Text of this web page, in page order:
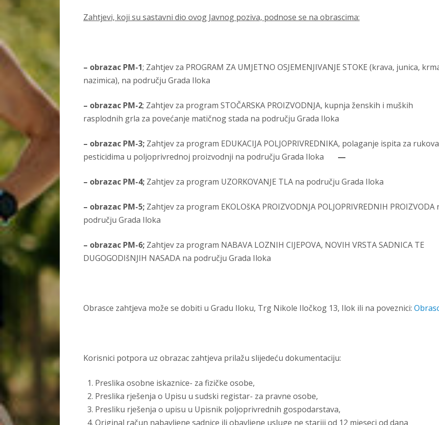
Zahtjevi, koji su sastavni dio ovog Javnog poziva, podnose se na obrascima:
– obrazac PM-1; Zahtjev za PROGRAM ZA UMJETNO OSJEMENJIVANJE STOKE (krava, junica,
nazimica), na području Grada Iloka
– obrazac PM-2; Zahtjev za program STOČARSKA PROIZVODNJA, kupnja ženskih i muških
rasplodnih grla za povećanje matičnog stada na području Grada Iloka
– obrazac PM-3; Zahtjev za program EDUKACIJA POLJOPRIVREDNIKA, polaganje ispita za
pesticidima u poljoprivrednoj proizvodnji na području Grada Iloka —
– obrazac PM-4; Zahtjev za program UZORKOVANJE TLA na području Grada Iloka
– obrazac PM-5; Zahtjev za program EKOLOšKA PROIZVODNJA POLJOPRIVREDNIH PROIZVODA
području Grada Iloka
– obrazac PM-6; Zahtjev za program NABAVA LOZNIH CIJEPOVA, NOVIH VRSTA SADNICA TE
DUGOGODIšNJIH NASADA na području Grada Iloka
Obrasce zahtjeva može se dobiti u Gradu Iloku, Trg Nikole Iločkog 13, Ilok ili na poveznici:
Korisnici potpora uz obrazac zahtjeva prilažu slijedeću dokumentaciju:
Preslika osobne iskaznice- za fizičke osobe,
Preslika rješenja o Upisu u sudski registar- za pravne osobe,
Presliku rješenja o upisu u Upisnik poljoprivrednih gospodarstava,
Original račun nabavljene sadnice ili obavljene usluge ne stariji od 12 mjeseci od dana